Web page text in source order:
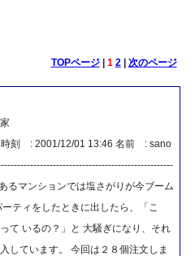
TOPページ| 1 2| 次のページ
時刻 : 2001/12/01 13:46 名前 : sano
るマンションでは塩さがりが今ブーム
ティをしたときに出したら、「こ
て いるの？」と 大騒ぎになり、それ
しています。 今回は２８個注文しま